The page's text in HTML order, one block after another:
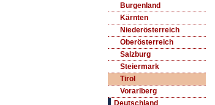
Burgenland
Kärnten
Niederösterreich
Oberösterreich
Salzburg
Steiermark
Tirol
Vorarlberg
Deutschland